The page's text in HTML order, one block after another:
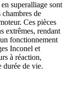
superalliage sont
de
Ces pièces
extrêmes, rendant
fonctionnement
Inconel et
à réaction,
durée de vie.